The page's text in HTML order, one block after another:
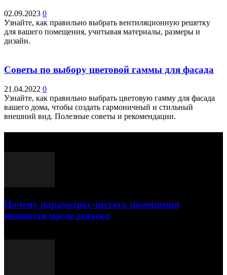
02.09.2023 0
Узнайте, как правильно выбрать вентиляционную решетку
для вашего помещения, учитывая материалы, размеры и
дизайн.
Советы по выбору цветовой гаммы для фасада
21.04.2022 0
Узнайте, как правильно выбрать цветовую гамму для фасада
вашего дома, чтобы создать гармоничный и стильный
внешний вид. Полезные советы и рекомендации.
Почему параметры чистого помещения
меняются после запуска